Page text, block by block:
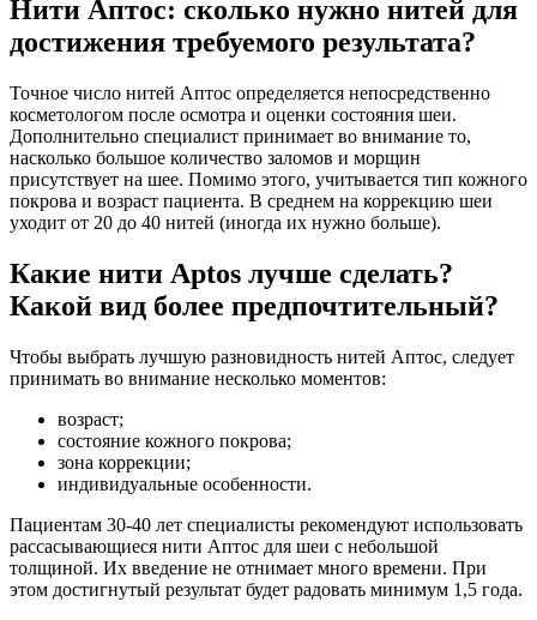
Нити Аптос: сколько нужно нитей для
достижения требуемого результата?
Точное число нитей Аптос определяется непосредственно
косметологом после осмотра и оценки состояния шеи.
Дополнительно специалист принимает во внимание то,
насколько большое количество заломов и морщин
присутствует на шее. Помимо этого, учитывается тип кожного
покрова и возраст пациента. В среднем на коррекцию шеи
уходит от 20 до 40 нитей (иногда их нужно больше).
Какие нити Aptos лучше сделать?
Какой вид более предпочтительный?
Чтобы выбрать лучшую разновидность нитей Аптос, следует
принимать во внимание несколько моментов:
возраст;
состояние кожного покрова;
зона коррекции;
индивидуальные особенности.
Пациентам 30-40 лет специалисты рекомендуют использовать
рассасывающиеся нити Аптос для шеи с небольшой
толщиной. Их введение не отнимает много времени. При
этом достигнутый результат будет радовать минимум 1,5 года.